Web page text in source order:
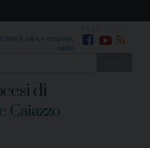
Sisto II, papa, e compagni,
martiri
Facebook
Youtube
RSS
di
Caiazzo